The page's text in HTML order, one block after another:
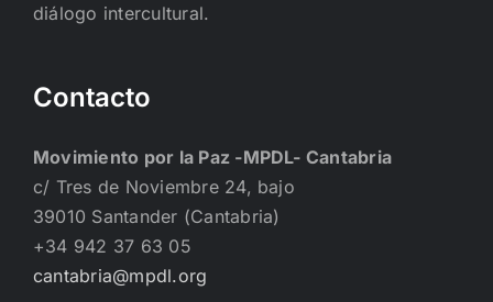
diálogo intercultural.
Contacto
Movimiento por la Paz -MPDL- Cantabria
c/ Tres de Noviembre 24, bajo
39010 Santander (Cantabria)
+34 942 37 63 05
cantabria@mpdl.org